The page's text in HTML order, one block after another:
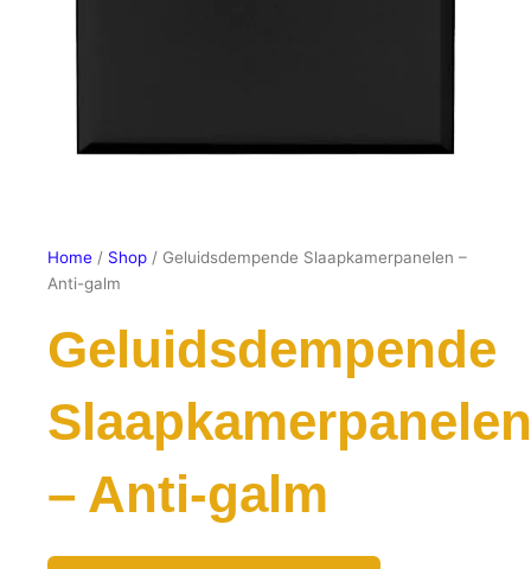
Home / Shop / Geluidsdempende Slaapkamerpanelen –
Anti-galm
Geluidsdempende
Slaapkamerpanelen
– Anti-galm